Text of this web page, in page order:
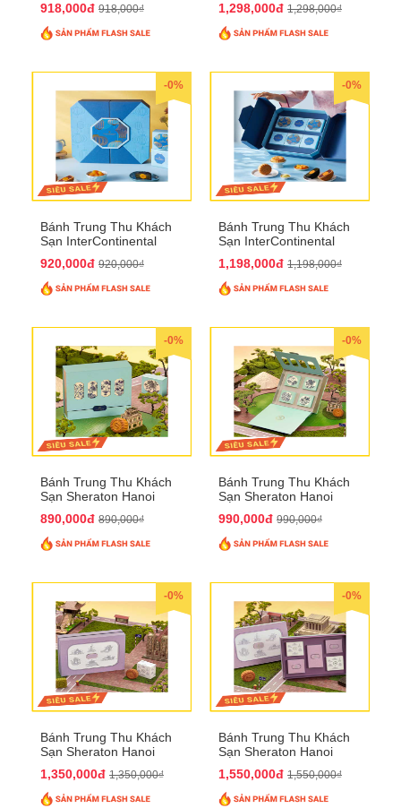
918,000đ 918,000₫ 1,298,000đ 1,298,000₫
-0%
Bánh Trung Thu Khách
Sạn InterContinental
QTTT26
920,000đ 920,000₫
-0%
Bánh Trung Thu Khách
Sạn InterContinental
QTTT27
1,198,000đ 1,198,000₫
-0%
Bánh Trung Thu Khách
Sạn Sheraton Hanoi
890,000đ 890,000₫
-0%
Bánh Trung Thu Khách
Sạn Sheraton Hanoi
990,000đ 990,000₫
-0%
Bánh Trung Thu Khách
Sạn Sheraton Hanoi
1,350,000đ 1,350,000₫
-0%
Bánh Trung Thu Khách
Sạn Sheraton Hanoi
1,550,000đ 1,550,000₫